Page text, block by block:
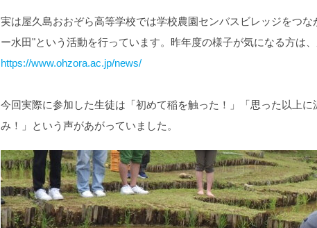
実は屋久島おおぞら高等学校では学校農園センバスビレッジをつ
ー水田"という活動を行っています。昨年度の様子が気になる方は
https://www.ohzora.ac.jp/news/
今回実際に参加した生徒は「初めて稲を触った！」「思った以上
み！」という声があがっていました。